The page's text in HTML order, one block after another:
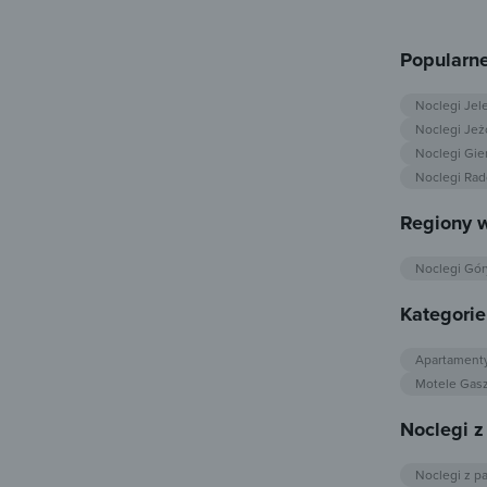
Noclegi
Noclegi
Noclegi
Noclegi
Regiony
Noclegi
Motele
Noclegi
Noclegi z